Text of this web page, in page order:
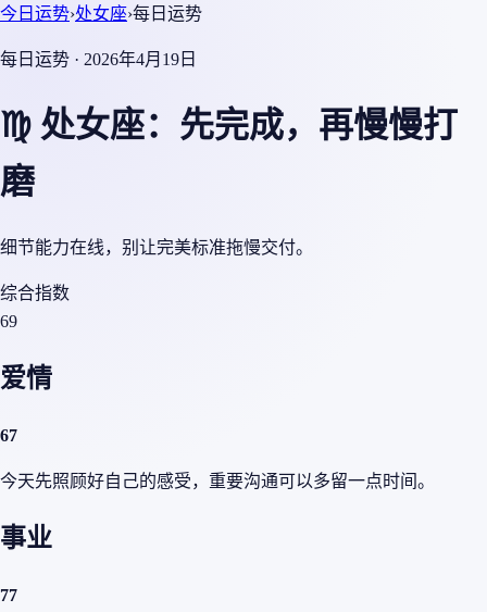
今日运势›处女座›每日运势
每日运势 · 2026年4月19日
♍ 处女座：先完成，再慢慢打
磨
细节能力在线，别让完美标准拖慢交付。
综合指数
69
爱情
67
今天先照顾好自己的感受，重要沟通可以多留一点时间。
事业
77